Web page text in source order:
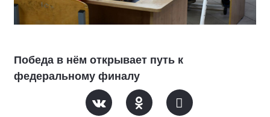
Победа в нём открывает путь к
федеральному финалу